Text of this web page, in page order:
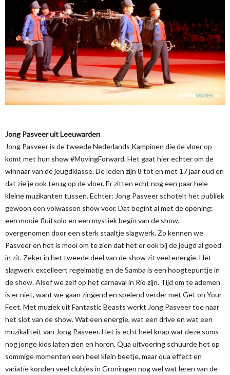
Jong Pasveer uit Leeuwarden
Jong Pasveer is de tweede Nederlands Kampioen die de vloer op
komt met hun show #MovingForward. Het gaat hier echter om de
winnaar van de jeugdklasse. De leden zijn 8 tot en met 17 jaar oud en
dat zie je ook terug op de vloer. Er zitten echt nog een paar hele
kleine muzikanten tussen. Echter: Jong Pasveer schotelt het publiek
gewoon een volwassen show voor. Dat begint al met de opening:
een mooie fluitsolo en een mystiek begin van de show,
overgenomen door een sterk staaltje slagwerk. Zo kennen we
Pasveer en het is mooi om te zien dat het er ook bij de jeugd al goed
in zit. Zeker in het tweede deel van de show zit veel energie. Het
slagwerk excelleert regelmatig en de Samba is een hoogtepuntje in
de show. Alsof we zelf op het carnaval in Rio zijn. Tijd om te ademen
is er niet, want we gaan zingend en spelend verder met Get on Your
Feet. Met muziek uit Fantastic Beasts werkt Jong Pasveer toe naar
het slot van de show. Wat een energie, wat een drive en wat een
muzikaliteit van Jong Pasveer. Het is echt heel knap wat deze soms
nog jonge kids laten zien en horen. Qua uitvoering schuurde het op
sommige momenten een heel klein beetje, maar qua effect en
variatie konden veel clubjes in Groningen nog wel wat leren van de